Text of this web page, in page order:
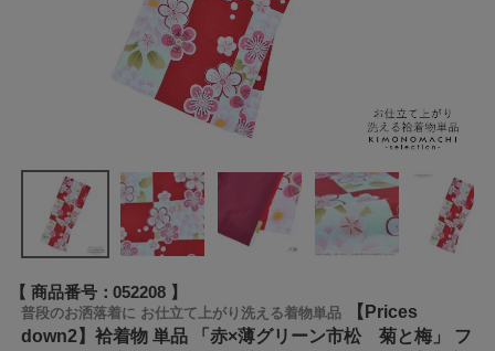
商品番号 052208
普段のお洒落着に お仕立て上がり洗える着物単品
【Prices
down2】袷着物 単品 「赤×薄グリーン市松 菊と梅」 フ